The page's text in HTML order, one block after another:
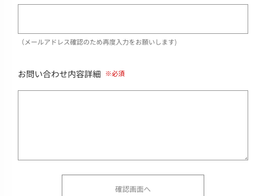
（メールアドレス確認のため再度入力をお願いします)
お問い合わせ内容詳細